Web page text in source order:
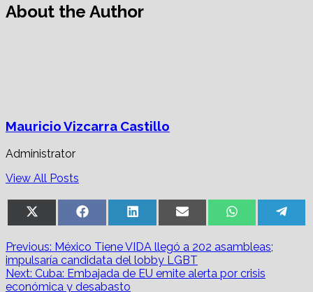
About the Author
Mauricio Vizcarra Castillo
Administrator
View All Posts
(Twitter)
Facebook LinkedIn WhatsApp
Post
navigation
Previous: México Tiene VIDA llegó a 202 asambleas;
impulsaría candidata del lobby LGBT
Next: Cuba: Embajada de EU emite alerta por crisis
económica y desabasto